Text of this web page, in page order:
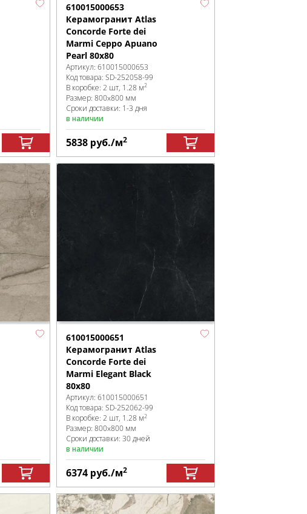
610015000653
Керамогранит Atlas
Concorde Forte dei
Marmi Ceppo Apuano
Pearl 80x80
Артикул: 610015000653
Код товара: SD-252058-99
В коробке: 2 шт, 1.28 м2
Размер: 800x800 мм
Сроки доставки: 1-3 дня
в наличии
5838 руб./м2
610015000651
Керамогранит Atlas
Concorde Forte dei
Marmi Elegant Black
80x80
Артикул: 610015000651
Код товара: SD-252062-99
В коробке: 2 шт, 1.28 м2
Размер: 800x800 мм
Сроки доставки: 30 дней
в наличии
6374 руб./м2